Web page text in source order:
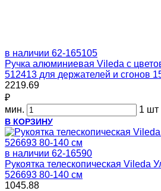
в наличии 62-165105
Ручка алюминиевая Vileda с
512413 для держателей и сгонов
2219.69
₽
мин.
1 шт
В КОРЗИНУ
в наличии 62-16590
Рукоятка телескопическая Vileda
526693 80-140 см
1045.88